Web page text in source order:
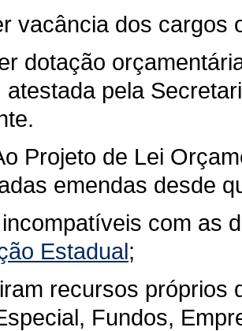
vacância dos cargos
dotação
atestada pela
Projeto de Lei
emendas desde
com as
Estadual;
recursos próprios
Fundos,